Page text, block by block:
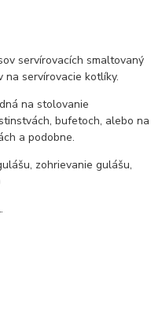
servírovacích smaltovaný
na servírovacie kotlíky.
na stolovanie
bufetoch, alebo na
a podobne.
zohrievanie gulášu,